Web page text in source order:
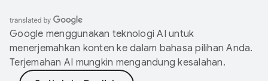
Google menggunakan teknologi AI untuk
menerjemahkan konten ke dalam bahasa pilihan Anda.
Terjemahan AI mungkin mengandung kesalahan.